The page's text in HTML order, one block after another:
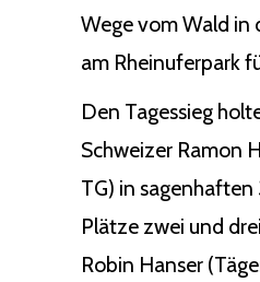
Wege vom Wald in
am Rheinuferpark
Den Tagessieg
Schweizer Ramon
TG) in
Plätze zwei und
Robin Hanser